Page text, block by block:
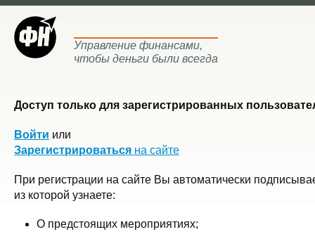
Управление финансами,
чтобы деньги были всегда
Доступ только для зарегистрированных
Войти или
Зарегистрироваться на сайте
При регистрации на сайте Вы автоматически
из которой узнаете:
О предстоящих мероприятиях;